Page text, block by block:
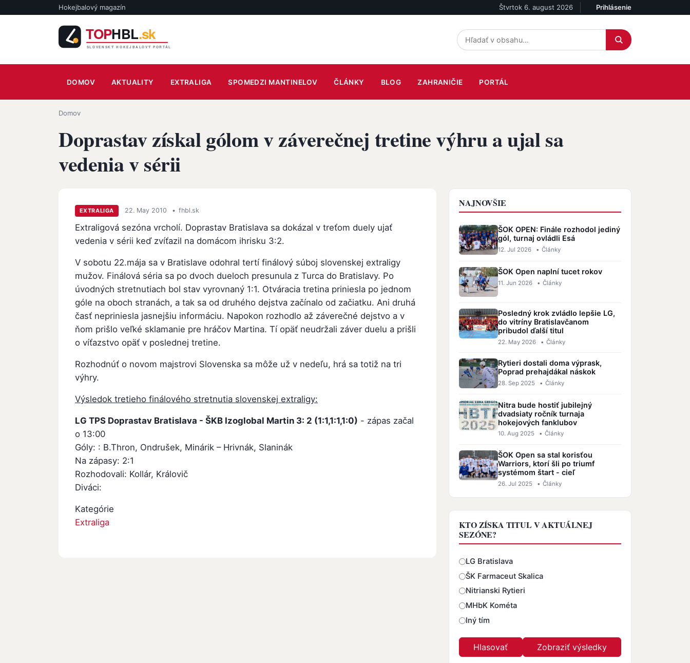
Skočiť na hlavný obsahHokejbalový magazín Štvrtok 6. august 2026 Účet
Prihlásenie
Main navigation
DOMOV AKTUALITY EXTRALIGA SPOMEDZI MANTINELOV ČLÁNKY BLOG ZAHRANIČIE PORTÁL
Omrvinka
Domov
Doprastav získal gólom v záverečnej tretine výhru a ujal sa
vedenia v sérii
EXTRALIGA 22. May 2010 • fhbl.sk
Extraligová sezóna vrcholí. Doprastav Bratislava sa dokázal v treťom duely ujať
vedenia v sérii keď zvíťazil na domácom ihrisku 3:2.
V sobotu 22.mája sa v Bratislave odohral tertí finálový súboj slovenskej extraligy
mužov. Finálová séria sa po dvoch dueloch presunula z Turca do Bratislavy. Po
úvodných stretnutiach bol stav vyrovnaný 1:1. Otváracia tretina priniesla po jednom
góle na oboch stranách, a tak sa od druhého dejstva začínalo od začiatku. Ani druhá
časť nepriniesla jasnejšiu informáciu. Napokon rozhodlo až záverečné dejstvo a v
ňom prišlo veľké sklamanie pre hráčov Martina. Tí opäť neudržali záver duelu a prišli
o víťazstvo opäť v poslednej tretine.
Rozhodnúť o novom majstrovi Slovenska sa môže už v nedeľu, hrá sa totiž na tri
výhry.
Výsledok tretieho finálového stretnutia slovenskej extraligy:
LG TPS Doprastav Bratislava - ŠKB Izoglobal Martin 3: 2 (1:1,1:1,1:0) - zápas začal
o 13:00
Góly: : B.Thron, Ondrušek, Minárik – Hrivnák, Slaninák
Na zápasy: 2:1
Rozhodovali: Kollár, Královič
Diváci:
Kategórie
Extraliga
NAJNOVŠIE
ŠOK OPEN: Finále rozhodol jediný
gól, turnaj ovládli Esá
12. Jul 2026 • Články
ŠOK Open naplní tucet rokov
11. Jun 2026 • Články
Posledný krok zvládlo lepšie LG,
do vitríny Bratislavčanom
pribudol ďalší titul
22. May 2026 • Články
Rytieri dostali doma výprask,
Poprad prehajdákal náskok
28. Sep 2025 • Články
Nitra bude hostiť jubilejný
dvadsiaty ročník turnaja
hokejových fanklubov
10. Aug 2025 • Články
ŠOK Open sa stal korisťou
Warriors, ktorí šli po triumf
systémom štart - cieľ
26. Jul 2025 • Články
KTO ZÍSKA TITUL V AKTUÁLNEJ
SEZÓNE?
Odpovede
LG Bratislava
ŠK Farmaceut Skalica
Nitrianski Rytieri
MHbK Kométa
Iný tím